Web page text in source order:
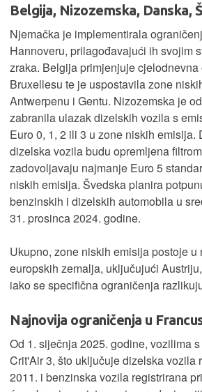
Belgija, Nizozemska, Danska,
Njemačka je implementirala
Hannoveru, prilagođavajući ih svojim
zraka. Belgija primjenjuje cjelodnevna
Bruxellesu te je uspostavila zone
Antwerpenu i Gentu. Nizozemska je
zabranila ulazak dizelskih vozila s
Euro 0, 1, 2 ili 3 u zone niskih emisija.
dizelska vozila budu opremljena
zadovoljavaju najmanje Euro 5
niskih emisija. Švedska planira
benzinskih i dizelskih automobila u
31. prosinca 2024. godine.
Ukupno, zone niskih emisija postoje u
europskih zemalja, uključujući
iako se specifična ograničenja
Najnovija ograničenja u
Od 1. siječnja 2025. godine, vozilima
Crit'Air 3, što uključuje dizelska vozila
2011. i benzinska vozila registrirana